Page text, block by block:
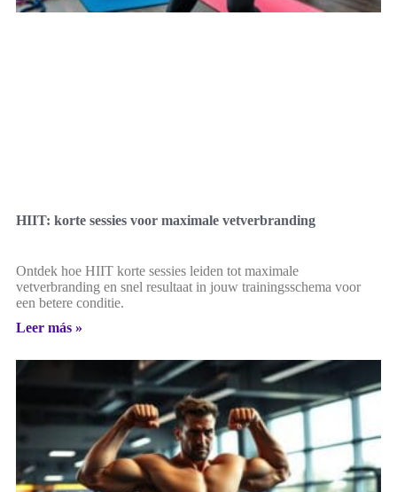
HIIT: korte sessies voor maximale vetverbranding
Ontdek hoe HIIT korte sessies leiden tot maximale
vetverbranding en snel resultaat in jouw trainingsschema voor
een betere conditie.
Leer más »